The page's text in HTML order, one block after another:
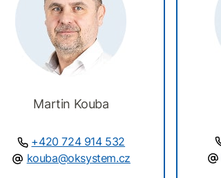
Martin Kouba
+420 724 914 532
kouba@oksystem.cz